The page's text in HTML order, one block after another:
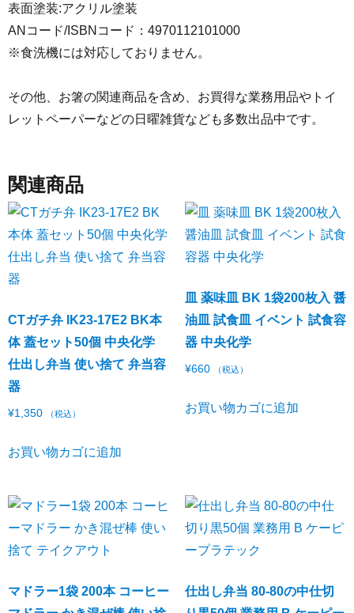
表面塗装:アクリル塗装
ANコード/ISBNコード：4970112101000
※食洗機には対応しておりません。
その他、お箸の関連商品を含め、お買得な業務用品やトイ
レットペーパーなどの日曜雑貨なども多数出品中です。
関連商品
CTガチ弁 IK23-17E2 BK本
体 蓋セット50個 中央化学
仕出し弁当 使い捨て 弁当容
器
¥1,350 （税込）
お買い物カゴに追加
皿 薬味皿 BK 1袋200枚入 醤
油皿 試食皿 イベント 試食容
器 中央化学
¥660 （税込）
お買い物カゴに追加
マドラー1袋 200本 コーヒー
仕出し弁当 80-80の中仕切